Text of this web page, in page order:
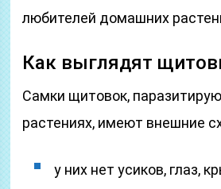
любителей домашних
Как выглядят
Самки щитовок,
растениях, имеют внешние
у них нет усиков, глаз,